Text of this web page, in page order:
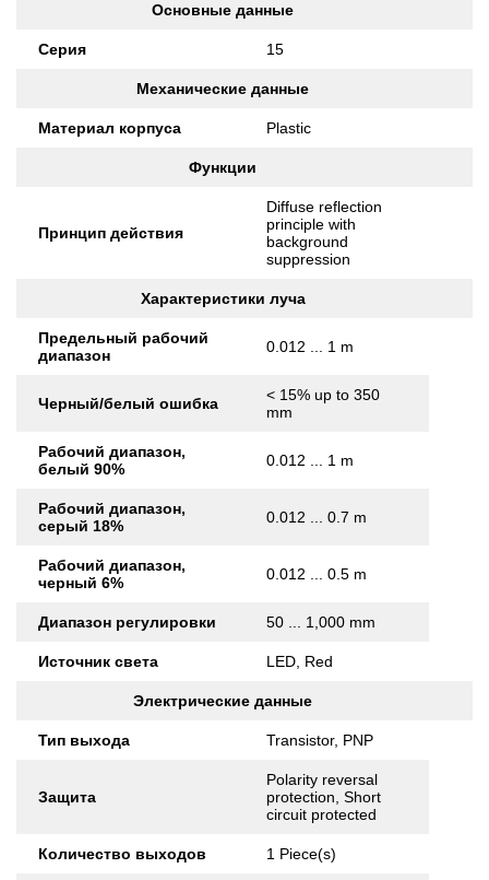
Основные данные
Серия 15
Механические данные
Материал корпуса Plastic
Функции
Принцип действия
Diffuse reflection
principle with
background
suppression
Характеристики луча
Предельный рабочий
диапазон
0.012 ... 1 m
Черный/белый ошибка
< 15% up to 350
mm
Рабочий диапазон,
белый 90%
0.012 ... 1 m
Рабочий диапазон,
серый 18%
0.012 ... 0.7 m
Рабочий диапазон,
черный 6%
0.012 ... 0.5 m
Диапазон регулировки 50 ... 1,000 mm
Источник света LED, Red
Электрические данные
Тип выхода Transistor, PNP
Защита
Polarity reversal
protection, Short
circuit protected
Количество выходов 1 Piece(s)